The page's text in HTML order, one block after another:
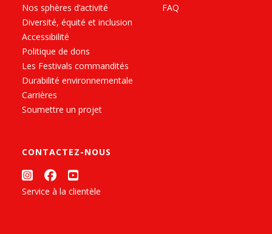
Nos sphères d’activité
Diversité, équité et inclusion
Accessibilité
Politique de dons
Les Festivals commandités
Durabilité environnementale
Carrières
Soumettre un projet
FAQ
CONTACTEZ-NOUS
Service à la clientèle